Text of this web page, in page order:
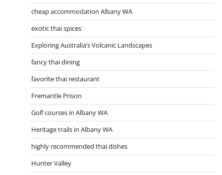
cheap accommodation Albany WA
exotic thai spices
Exploring Australia’s Volcanic Landscapes
fancy thai dining
favorite thai restaurant
Fremantle Prison
Golf courses in Albany WA
Heritage trails in Albany WA
highly recommended thai dishes
Hunter Valley